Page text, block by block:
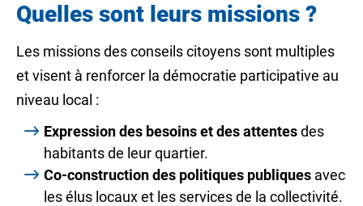
Quelles sont leurs missions ?
Les missions des conseils citoyens sont multiples
et visent à renforcer la démocratie participative au
niveau local :
Expression des besoins et des attentesdes
habitants de leur quartier.
Co-construction des politiques publiques avec
les élus locaux et les services de la collectivité.